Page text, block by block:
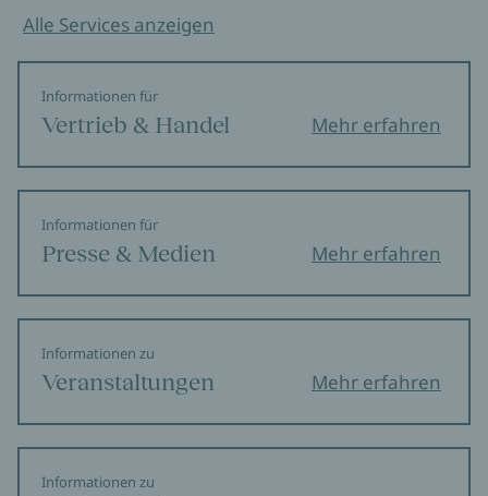
Alle Services anzeigen
Informationen für
Vertrieb & Handel Mehr erfahren
Informationen für
Presse & Medien Mehr erfahren
Informationen zu
Veranstaltungen Mehr erfahren
Informationen zu